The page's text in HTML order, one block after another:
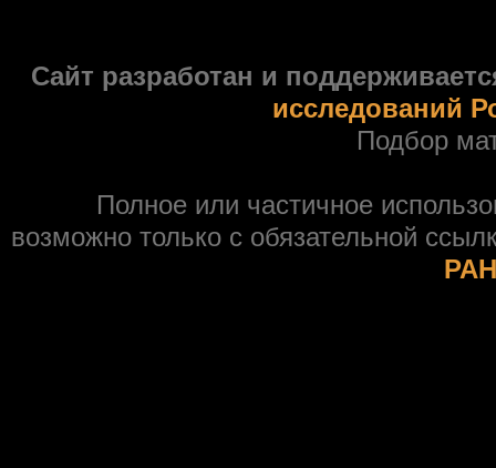
Сайт разработан и
исследований
Подбор
Полное или частичное
возможно только с обязательной